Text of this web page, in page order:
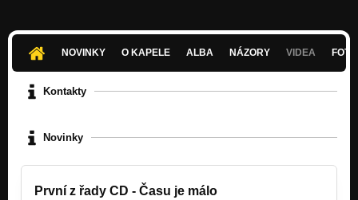
NOVINKY O KAPELE ALBA NÁZORY VIDEA
Kontakty
Novinky
První z řady CD - Času je málo